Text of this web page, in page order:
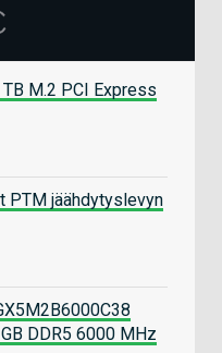
M.2 PCI Express
PTM jäähdytyslevyn
DDR5 6000 MHz